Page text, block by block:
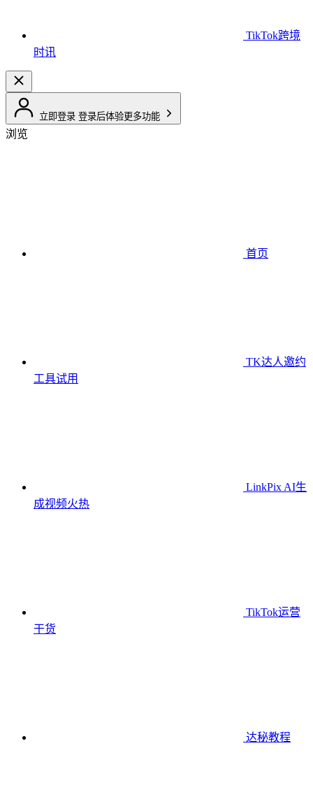
TikTok跨境
时讯
立即登录 登录后体验更多功能
浏览
首页
TK达人邀约
工具试用
LinkPix AI生
成视频火热
TikTok运营
干货
达秘教程